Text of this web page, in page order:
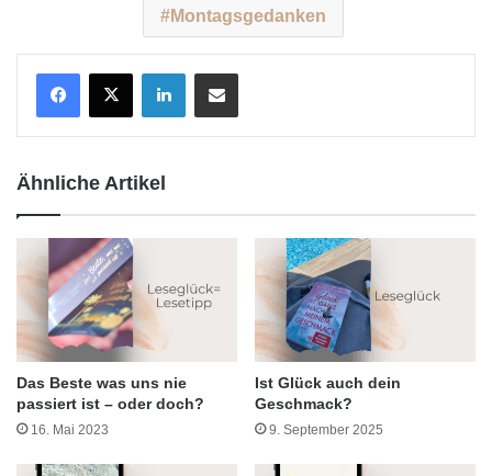
Montagsgedanken
Ähnliche Artikel
Das Beste was uns nie
passiert ist – oder doch?
16. Mai 2023
Ist Glück auch dein
Geschmack?
9. September 2025